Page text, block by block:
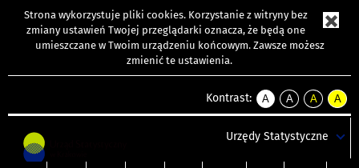
Strona wykorzystuje pliki cookies. Korzystanie z witryny bez
zmiany ustawień Twojej przeglądarki oznacza, że będą one
umieszczane w Twoim urządzeniu końcowym. Zawsze możesz
zmienić te ustawienia.
Kontrast:
A
kontrast
A
kontrast
tekst
czarnym
A
kontrast
tekst
czarnym
A
tekst
żółtym
Urzędy Statystyczne